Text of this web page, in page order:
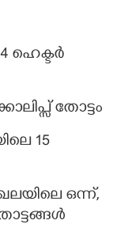
ഹെക്ടർ
തോട്ടം
15
ഒന്ന്,